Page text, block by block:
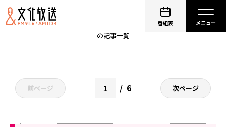
番組表
の記事一覧
前ページ 6 次ページ